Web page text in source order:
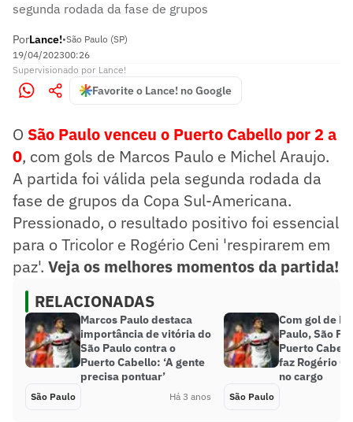
segunda rodada da fase de grupos
PorLance!•São Paulo (SP)
19/04/202300:26
Supervisionado por Lance!
Favorite o Lance! no Google
O São Paulo venceu o Puerto Cabello por 2 a
0, com gols de Marcos Paulo e Michel Araujo.
A partida foi válida pela segunda rodada da
fase de grupos da Copa Sul-Americana.
Pressionado, o resultado positivo foi essencial
para o Tricolor e Rogério Ceni 'respirarem em
paz'. Veja os melhores momentos da partida!
RELACIONADAS
Marcos Paulo destaca
importância de vitória do
São Paulo contra o
Puerto Cabello: ‘A gente
precisa pontuar’
São Paulo Há 3 anos
Com gol de
Paulo, São
Puerto
faz Rogério
no cargo
São Paulo